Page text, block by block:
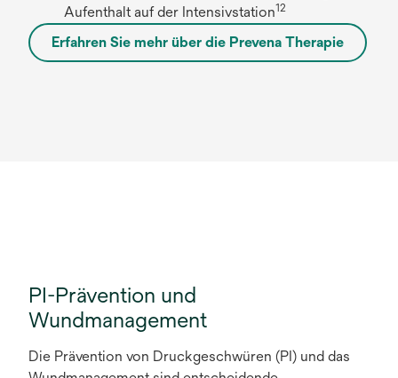
Aufenthalt auf der Intensivstation12
Erfahren Sie mehr über die Prevena Therapie
PI-Prävention und
Wundmanagement
Die Prävention von Druckgeschwüren (PI) und das